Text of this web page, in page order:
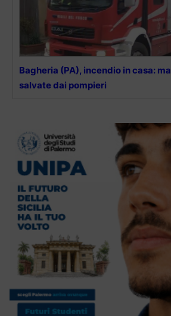
Bagheria (PA), incendio in casa:
salvate dai pompieri